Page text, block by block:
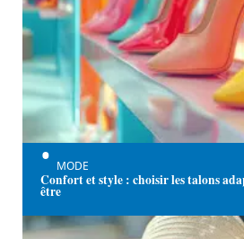
MODE
Confort et style : choisir les talons
être